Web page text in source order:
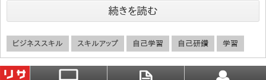
続きを読む
ビジネススキル スキルアップ 自己学習 自己研鑽 学習